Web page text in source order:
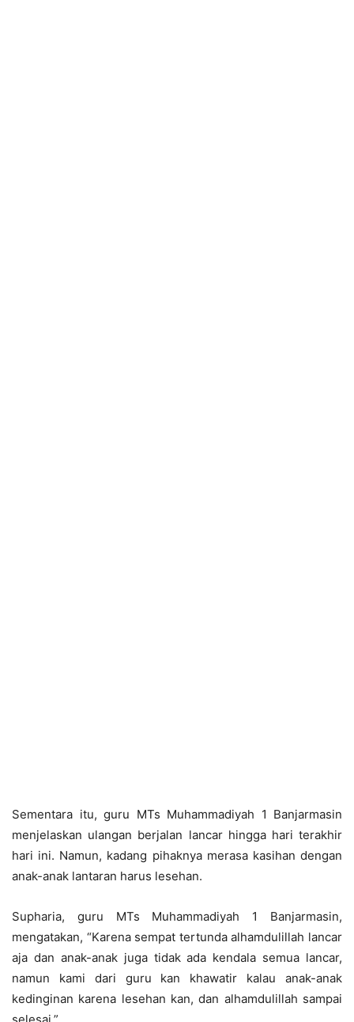
Sementara itu, guru MTs Muhammadiyah 1 Banjarmasin
menjelaskan ulangan berjalan lancar hingga hari terakhir
hari ini. Namun, kadang pihaknya merasa kasihan dengan
anak-anak lantaran harus lesehan.
Supharia, guru MTs Muhammadiyah 1 Banjarmasin,
mengatakan, “Karena sempat tertunda alhamdulillah lancar
aja dan anak-anak juga tidak ada kendala semua lancar,
namun kami dari guru kan khawatir kalau anak-anak
kedinginan karena lesehan kan, dan alhamdulillah sampai